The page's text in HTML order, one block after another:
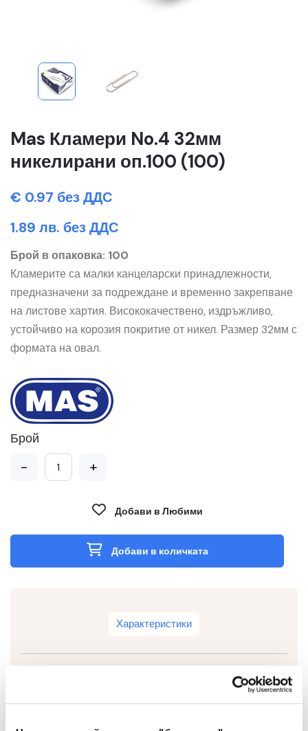
Mas Кламери No.4 32мм
никелирани оп.100 (100)
€ 0.97 без ДДС
1.89 лв. без ДДС
Брой в опаковка: 100
Кламерите са малки канцеларски принадлежности,
предназначени за подреждане и временно закрепване
на листове хартия. Висококачествено, издръжливо,
устойчиво на корозия покритие от никел. Размер 32мм с
формата на овал.
Брой
- +
Добави в Любими
Добави в количката
Характеристики
Тип За хартия